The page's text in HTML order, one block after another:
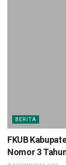
BERITA
FKUB
Nomor 3